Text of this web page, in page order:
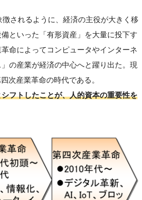
されるように、経済の主役が大きく移
といった「有形資産」を大量に投下す
命によってコンピュータやインターネ
の産業が経済の中心へと躍り出た。現
次産業革命の時代である。
フトしたことが、人的資本の重要性を